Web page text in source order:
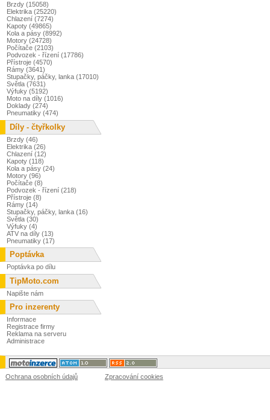
Brzdy (15058)
Elektrika (25220)
Chlazení (7274)
Kapoty (49865)
Kola a pásy (8992)
Motory (24728)
Počítače (2103)
Podvozek - řízení (17786)
Přístroje (4570)
Rámy (3641)
Stupačky, páčky, lanka (17010)
Světla (7631)
Výfuky (5192)
Moto na díly (1016)
Doklady (274)
Pneumatiky (474)
Díly - čtyřkolky
Brzdy (46)
Elektrika (26)
Chlazení (12)
Kapoty (118)
Kola a pásy (24)
Motory (96)
Počítače (8)
Podvozek - řízení (218)
Přístroje (8)
Rámy (14)
Stupačky, páčky, lanka (16)
Světla (30)
Výfuky (4)
ATV na díly (13)
Pneumatiky (17)
Poptávka
Poptávka po dílu
TipMoto.com
Napište nám
Pro inzerenty
Informace
Registrace firmy
Reklama na serveru
Administrace
Ochrana osobních údajů Zpracování cookies